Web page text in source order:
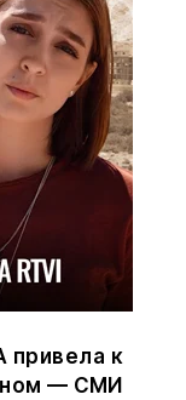
привела к
— СМИ